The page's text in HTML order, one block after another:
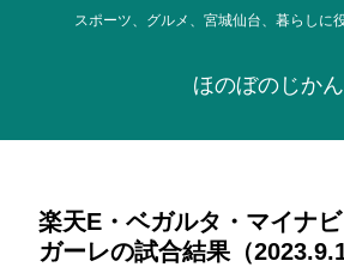
スポーツ、グルメ、宮城仙台、暮らしに
ほのぼのじかん
楽天E・ベガルタ・マイナ
ガーレの試合結果（